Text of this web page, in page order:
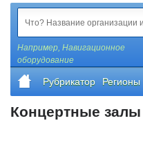
Например, Навигационное
оборудование
Рубрикатор Регионы
Концертные залы